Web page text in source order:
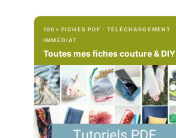
.
c
o
m
m
.
c
o
m
/
100+ FICHES PDF · TÉLÉCHARGEMENT
IMMÉDIAT
Toutes mes fiches couture & DIY